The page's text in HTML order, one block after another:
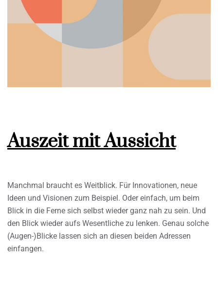
Auszeit mit Aussicht
Manchmal braucht es Weitblick. Für Innovationen, neue
Ideen und Visionen zum Beispiel. Oder einfach, um beim
Blick in die Ferne sich selbst wieder ganz nah zu sein. Und
den Blick wieder aufs Wesentliche zu lenken. Genau solche
(Augen-)Blicke lassen sich an diesen beiden Adressen
einfangen.